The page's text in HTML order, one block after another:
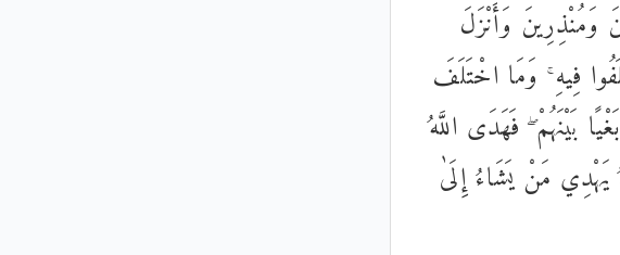
وَمُنْذِرِينَ وَأَنْزَلَ
فِيهِ ۚ وَمَا اخْتَلَفَ
بَيْنَهُمْ ۖ فَهَدَى اللَّهُ
يَهْدِي مَنْ يَشَاءُ إِلَىٰ